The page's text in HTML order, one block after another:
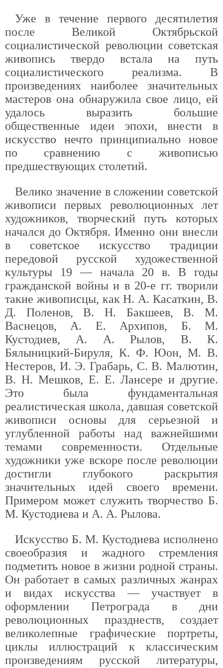
Уже в течение первого десятилетия
после Великой Октябрьской
социалистической революции советская
живопись твердо встала на путь
социалистического реализма. В
произведениях наиболее значительных
мастеров она обнаружила свое лицо, ей
удалось выразить большие
общественные идеи эпохи, внести в
искусство нечто принципиально новое
по сравнению с живописью
предшествующих столетий.
Велико значение в сложении советской
живописи первых революционных лет
художников, творческий путь которых
начался до Октября. Именно они внесли
в советское искусство традиции
передовой русской художественной
культуры 19 — начала 20 в. В годы
гражданской войны и в 20-е гг. творили
такие живописцы, как Н. А. Касаткин, В.
Д. Поленов, В. Н. Бакшеев, В. М.
Васнецов, А. Е. Архипов, Б. М.
Кустодиев, А. А. Рылов, В. К.
Бялыницкий-Бируля, К. Ф. Юон, М. В.
Нестеров, И. Э. Грабарь, С. В. Малютин,
В. Н. Мешков, Е. Е. Лансере и другие.
Это была фундаментальная
реалистическая школа, давшая советской
живописи основы для серьезной и
углубленной работы над важнейшими
темами современности. Отдельные
художники уже вскоре после революции
достигли глубокого раскрытия
значительных идей своего времени.
Примером может служить творчество Б.
М. Кустодиева и А. А. Рылова.
Искусство Б. М. Кустодиева исполнено
своеобразия и жадного стремления
подметить новое в жизни родной страны.
Он работает в самых различных жанрах
и видах искусства — участвует в
оформлении Петрограда в дни
революционных празднеств, создает
великолепные графические портреты,
циклы иллюстраций к классическим
произведениям русской литературы,